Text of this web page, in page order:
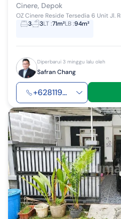
Cinere, Depok
3
3LT:71m²LB:94m²
Diperbarui 3 minggu lalu oleh
Safran Chang
+628119...